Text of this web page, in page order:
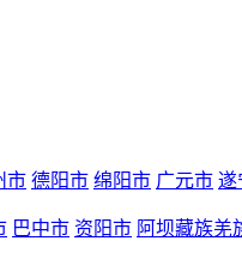
市 德阳市 绵阳市 广元市 遂
巴中市 资阳市 阿坝藏族羌